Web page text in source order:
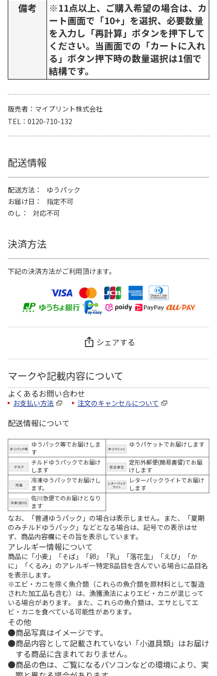
備考
※11点以上、ご購入希望の場合は、カ
ート画面で「10+」を選択、必要数量
を入力し「再計算」ボタンを押下して
ください。当画面での「カートに入れ
る」ボタン押下時の数量選択は1個で
結構です。
販売者
マイプリント株式会社
TEL
0120-710-132
配送情報
配送方法
ゆうパック
お届け日
指定不可
のし
対応不可
決済方法
下記の決済方法がご利用頂けます。
シェアする
マークや記載内容について
よくあるお問い合わせ
お支払い方法 注文のキャンセルについて
配送情報について
ゆうパック等でお届けしま
す
ゆうパケットでお届けします
チルドゆうパックでお届け
します
定形外郵便(簡易書留)でお届
けします
冷凍ゆうパックでお届けし
ます。
レターパックライトでお届け
します
佐川急便でのお届けとなり
ます
なお、「普通ゆうパック」の場合は表示しません。また、「夏期
のみチルドゆうパック」などとなる場合は、記号での表示はせ
ず、商品内容欄にその旨を表示しています。
アレルギー情報について
商品に「小麦」「そば」「卵」「乳」「落花生」「えび」「か
に」「くるみ」のアレルギー特定8品目を含んでいる場合に品目名
を表示します。
※エビ・カニを除く魚介類（これらの魚介類を原材料として製造
された加工品も含む）は、漁獲漁法によりエビ・カニが混じって
いる場合があります。 また、これらの魚介類は、エサとしてエ
ビ・カニを食べている可能性があります。
その他
商品写真はイメージです。
商品内容として記載されていない「小道具類」はお届け
する商品に含まれておりません。
商品の色は、ご覧になるパソコンなどの環境により、実